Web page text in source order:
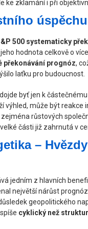
ke zklamání i při
500 systematicky
hodnota celkově o
překonávání prognóz,
laťku pro budoucnost.
byť jen k
výhled, může být reakce
růstových
části již zahrnutá v
–
jedním z hlavních
největší nárůst
geopolitického
cyklický než